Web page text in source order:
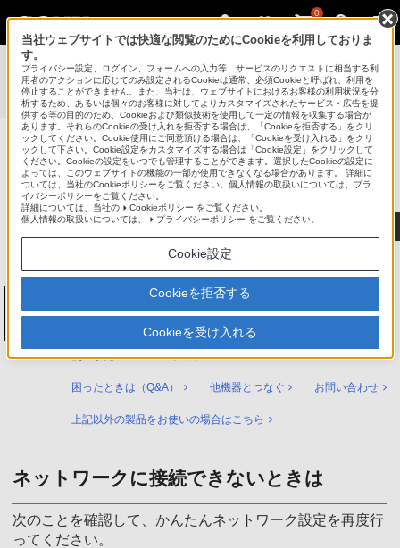
0
使いかたマニュアル（取扱説明 Web版）
BDZ-ZT2000 / BDZ-ZT1000 / BDZ-ZW1000 / BDZ-ZW500
使いかたマニュアル
ブルーレイディスク/DVDレコーダー
サポート・お問い合わせ
ブルーレイディスク/DVDレコーダー
BDZ-ZT2000 / BDZ-ZT1000 / BDZ-ZW1000
使いかたマニュアル トップ
困ったときは（Q&A） 他機器とつなぐ お問い合わせ
上記以外の製品をお使いの場合はこちら
ネットワークに接続できないときは
次のことを確認して、かんたんネットワーク設定を再度行
ってください。
当社ウェブサイトでは快適な閲覧のためにCookieを利用しておりま
す。
プライバシー設定、ログイン、フォームへの入力等、サービスのリクエストに相当する利
用者のアクションに応じてのみ設定されるCookieは通常、必須Cookieと呼ばれ、利用を
停止することができません。また、当社は、ウェブサイトにおけるお客様の利用状況を分
析するため、あるいは個々のお客様に対してよりカスタマイズされたサービス・広告を提
供する等の目的のため、Cookieおよび類似技術を使用して一定の情報を収集する場合が
あります。それらのCookieの受け入れを拒否する場合は、「Cookieを拒否する」をクリ
ックしてください。Cookie使用にご同意頂ける場合は、「Cookieを受け入れる」をクリ
ックして下さい。Cookie設定をカスタマイズする場合は「Cookie設定」をクリックして
ください。Cookieの設定をいつでも管理することができます。選択したCookieの設定に
よっては、このウェブサイトの機能の一部が使用できなくなる場合があります。 詳細に
ついては、当社のCookieポリシーをご覧ください。個人情報の取扱いについては、プラ
イバシーポリシーをご覧ください。
詳細については、当社の
Cookieポリシー をご覧ください。
個人情報の取扱いについては、
プライバシーポリシー をご覧ください。
Cookie設定
Cookieを拒否する
Cookieを受け入れる